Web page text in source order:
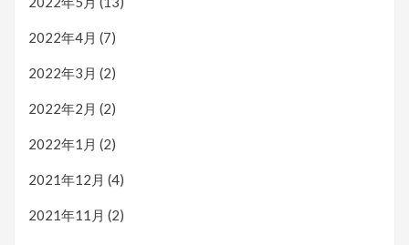
2022年4月 (7)
2022年3月 (2)
2022年2月 (2)
2022年1月 (2)
2021年12月 (4)
2021年11月 (2)